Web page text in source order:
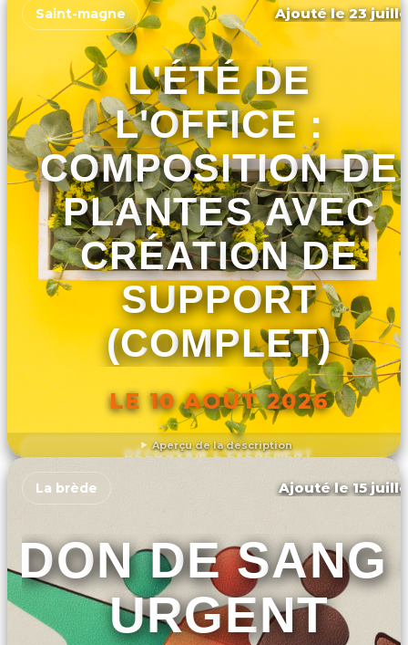
Aperçu de la description
Saint-magne Ajouté le 23
L'ÉTÉ DE
L'OFFICE :
COMPOSITION DE
PLANTES AVEC
CRÉATION DE
SUPPORT
(COMPLET)
LE 10 AOÛT 2026
DÉCOUVRIR L'ÉVÉNEMENT
La brède Ajouté le 15
DON DE SANG
URGENT